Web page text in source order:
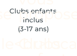
Clubs enfants
inclus
(3-17 ans)